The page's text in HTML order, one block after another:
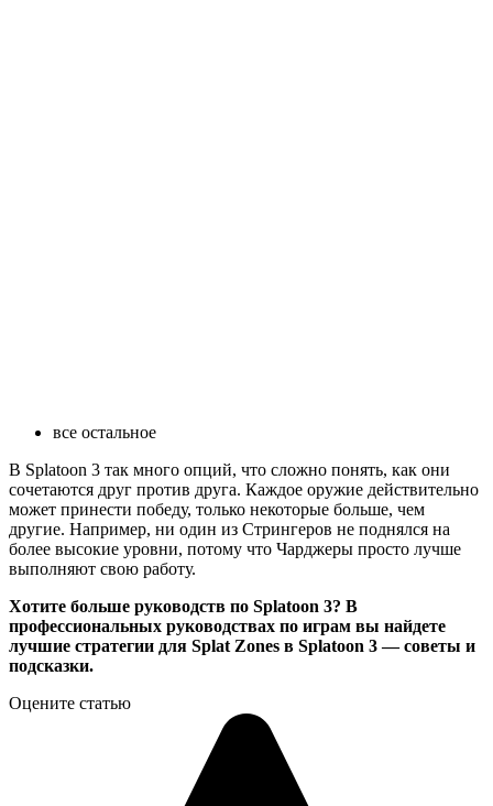
все остальное
В Splatoon 3 так много опций, что сложно понять, как они
сочетаются друг против друга. Каждое оружие действительно
может принести победу, только некоторые больше, чем
другие. Например, ни один из Стрингеров не поднялся на
более высокие уровни, потому что Чарджеры просто лучше
выполняют свою работу.
Хотите больше руководств по Splatoon 3? В
профессиональных руководствах по играм вы найдете
лучшие стратегии для Splat Zones в Splatoon 3 — советы и
подсказки.
Оцените статью